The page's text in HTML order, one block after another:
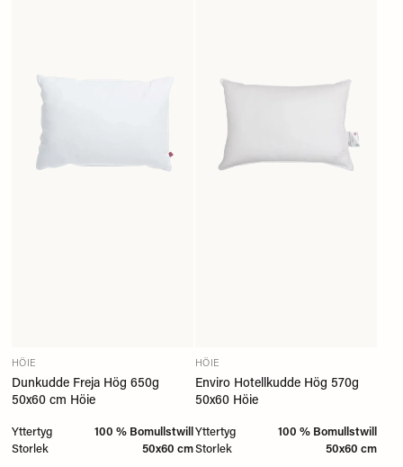
HÖIE
Dunkudde Freja Hög 650g
50x60 cm Höie
Yttertyg
100 % Bomullstwill
Storlek
50x60 cm
HÖIE
Enviro Hotellkudde Hög 570g
50x60 Höie
Yttertyg
100 % Bomullstwill
Storlek
50x60 cm